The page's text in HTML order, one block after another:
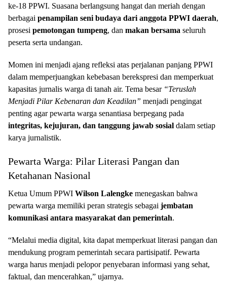
ke-18 PPWI. Suasana berlangsung hangat dan meriah dengan
berbagai penampilan seni budaya dari anggota PPWI daerah,
prosesi pemotongan tumpeng, dan makan bersama seluruh
peserta serta undangan.
Momen ini menjadi ajang refleksi atas perjalanan panjang PPWI
dalam memperjuangkan kebebasan berekspresi dan memperkuat
kapasitas jurnalis warga di tanah air. Tema besar “Teruslah
Menjadi Pilar Kebenaran dan Keadilan” menjadi pengingat
penting agar pewarta warga senantiasa berpegang pada
integritas, kejujuran, dan tanggung jawab sosial dalam setiap
karya jurnalistik.
Pewarta Warga: Pilar Literasi Pangan dan
Ketahanan Nasional
Ketua Umum PPWI Wilson Lalengke menegaskan bahwa
pewarta warga memiliki peran strategis sebagai jembatan
komunikasi antara masyarakat dan pemerintah.
“Melalui media digital, kita dapat memperkuat literasi pangan dan
mendukung program pemerintah secara partisipatif. Pewarta
warga harus menjadi pelopor penyebaran informasi yang sehat,
faktual, dan mencerahkan,” ujarnya.